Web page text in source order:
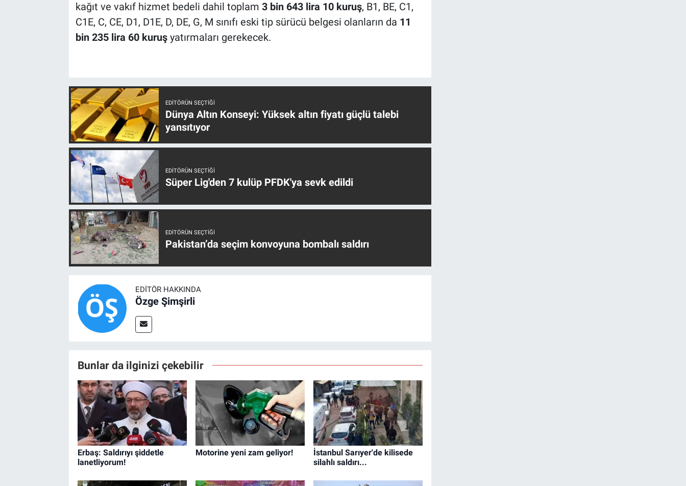
kağıt ve vakıf hizmet bedeli dahil toplam 3 bin 643 lira 10 kuruş, B1, BE, C1,
C1E, C, CE, D1, D1E, D, DE, G, M sınıfı eski tip sürücü belgesi olanların da 11
bin 235 lira 60 kuruşyatırmaları gerekecek.
EDITÖRÜN SEÇTIĞI
Dünya Altın Konseyi: Yüksek altın fiyatı güçlü talebi
yansıtıyor
EDITÖRÜN SEÇTIĞI
Süper Lig'den 7 kulüp PFDK'ya sevk edildi
EDITÖRÜN SEÇTIĞI
Pakistan’da seçim konvoyuna bombalı saldırı
EDITÖR HAKKINDA
Özge Şimşirli
Bunlar da ilginizi çekebilir
Erbaş: Saldırıyı şiddetle
lanetliyorum!
Motorine yeni zam geliyor!
İstanbul Sarıyer'de kilisede
silahlı saldırı...